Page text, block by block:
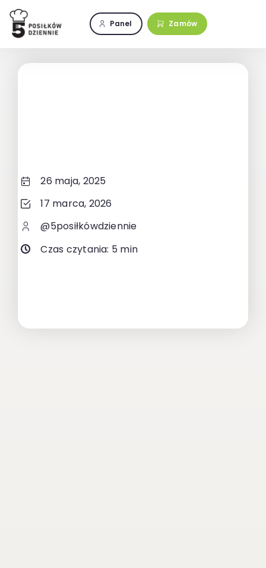
Przejdź
zawartości
Panel Zamów
26 maja, 2025
17 marca, 2026
@5posiłkówdziennie
Czas czytania: 5 min